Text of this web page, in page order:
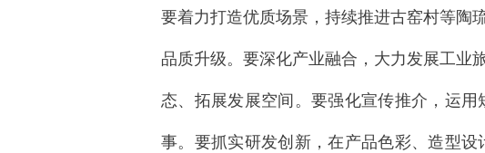
要着力打造优质场景，持续推进古窑村等陶
品质升级。要深化产业融合，大力发展工业
态、拓展发展空间。要强化宣传推介，运
事。要抓实研发创新，在产品色彩、造型